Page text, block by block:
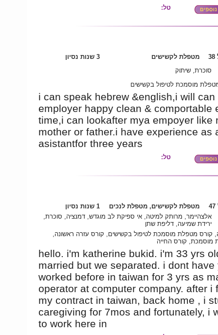
טל:
מטפלת לקשישים
3 שנות נסיון
סוכרת, שיתוק
מוסמכת לטיפול בקשישים
i can speak hebrew &english,i will can
employer happy clean & comportable
time,i can lookafter mya empoyer like
mother or father.i have experience as
asistantfor three years
טל:
מטפלת לקשישים, מטפלת לנכים
1 שנות נסיון
אלצהיימר, מרותק למיטה, אי ספיקת לב מוגדש, דמנציה, סוכרת,
ירידת שמיעה, דליפת שתן
קורס מטפלת מוסמכת לטיפול בקשישים, קורס עזרה ראשונה,
מוסמכת, קורס החייה
hello. i'm katherine bukid. i'm 33 yrs
married but we separated. i dont have
worked before in taiwan for 3 yrs as
operator at computer company. after i
my contract in taiwan, back home , i
caregiving for 7mos and fortunately, i
to work here in